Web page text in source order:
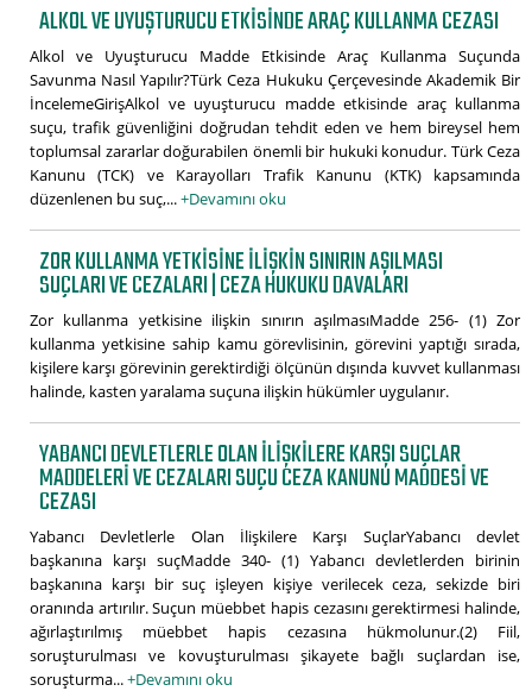
ALKOL VE UYUŞTURUCU ETKISINDE ARAÇ KULLANMA CEZASI
Alkol ve Uyuşturucu Madde Etkisinde Araç Kullanma Suçunda
Savunma Nasıl Yapılır?Türk Ceza Hukuku Çerçevesinde Akademik Bir
İncelemeGirişAlkol ve uyuşturucu madde etkisinde araç kullanma
suçu, trafik güvenliğini doğrudan tehdit eden ve hem bireysel hem
toplumsal zararlar doğurabilen önemli bir hukuki konudur. Türk Ceza
Kanunu (TCK) ve Karayolları Trafik Kanunu (KTK) kapsamında
düzenlenen bu suç,...+Devamını oku
ZOR KULLANMA YETKISINE ILIŞKIN SINIRIN AŞILMASI
SUÇLARI VE CEZALARI | CEZA HUKUKU DAVALARI
Zor kullanma yetkisine ilişkin sınırın aşılmasıMadde 256- (1) Zor
kullanma yetkisine sahip kamu görevlisinin, görevini yaptığı sırada,
kişilere karşı görevinin gerektirdiği ölçünün dışında kuvvet kullanması
halinde, kasten yaralama suçuna ilişkin hükümler uygulanır.
YABANCI DEVLETLERLE OLAN İLIŞKILERE KARŞI SUÇLAR
MADDELERI VE CEZALARI SUÇU CEZA KANUNU MADDESI VE
CEZASI
Yabancı Devletlerle Olan İlişkilere Karşı SuçlarYabancı devlet
başkanına karşı suçMadde 340- (1) Yabancı devletlerden birinin
başkanına karşı bir suç işleyen kişiye verilecek ceza, sekizde biri
oranında artırılır. Suçun müebbet hapis cezasını gerektirmesi halinde,
ağırlaştırılmış müebbet hapis cezasına hükmolunur.(2) Fiil,
soruşturulması ve kovuşturulması şikayete bağlı suçlardan ise,
soruşturma...+Devamını oku